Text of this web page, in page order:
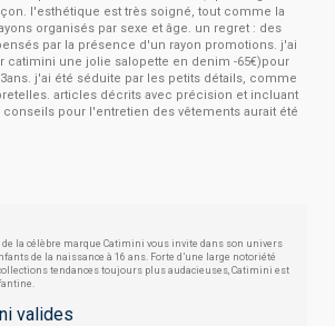
l'esthétique est très soigné, tout comme la
organisés par sexe et âge. un regret : des
par la présence d'un rayon promotions. j'ai
catimini une jolie salopette en denim -65€)pour
j'ai été séduite par les petits détails, comme
articles décrits avec précision et incluant
pour l'entretien des vêtements aurait été
la célèbre marque Catimini vous invite dans son univers
de la naissance à 16 ans. Forte d’une large notoriété
tendances toujours plus audacieuses, Catimini est
valides